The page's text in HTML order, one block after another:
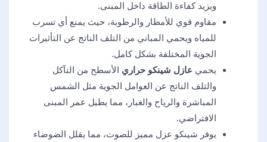
ويزيد كفاءة الطاقة داخل المبنى.
مقاوم قوي للأمطار والرطوبة، حيث يمنع أي تسرب
للمياه ويحمي المباني من التلف الناتج عن التأثيرات
الجوية المختلفة بشكل كامل.
يحمي عازل شينكو حراري الأسطح من التآكل
والتلف الناتج عن العوامل الجوية مثل الشمس
المباشرة والرياح والغبار، مما يطيل عمر المبنى
الافتراضي.
يوفر شينكو عزل مميز للصوت، مما يقلل الضوضاء